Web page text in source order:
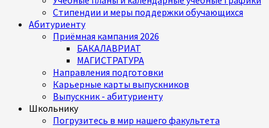
Стипендии и меры поддержки обучающихся
Абитуриенту
Приёмная кампания 2026
БАКАЛАВРИАТ
МАГИСТРАТУРА
Направления подготовки
Карьерные карты выпускников
Выпускник - абитуриенту
Школьнику
Погрузитесь в мир нашего факультета